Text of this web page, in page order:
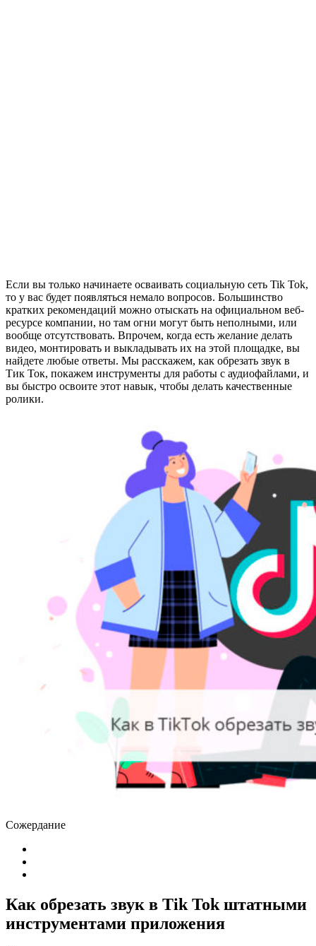
Если вы только начинаете осваивать социальную сеть Tik Tok,
то у вас будет появляться немало вопросов. Большинство
кратких рекомендаций можно отыскать на официальном веб-
ресурсе компании, но там огни могут быть неполными, или
вообще отсутствовать. Впрочем, когда есть желание делать
видео, монтировать и выкладывать их на этой площадке, вы
найдете любые ответы. Мы расскажем, как обрезать звук в
Тик Ток, покажем инструменты для работы с аудиофайлами, и
вы быстро освоите этот навык, чтобы делать качественные
ролики.
Сожердание
Как обрезать звук в Tik Tok штатными
инструментами приложения